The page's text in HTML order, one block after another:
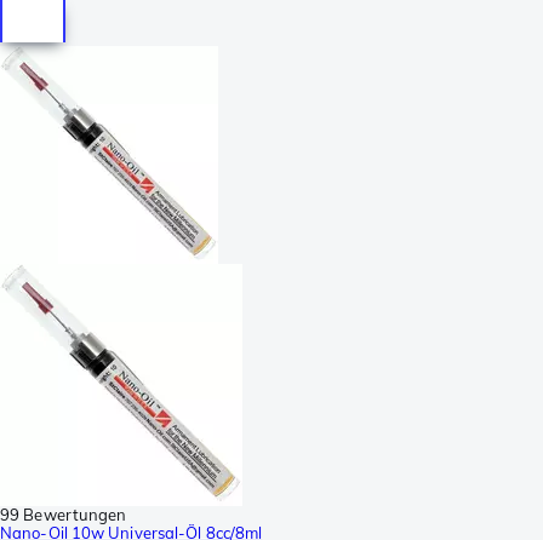
99 Bewertungen
Nano-Oil 10w Universal-Öl 8cc/8ml